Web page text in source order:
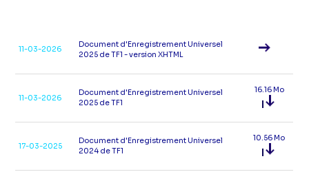
11-03-2026
Document d'Enregistrement Universel
2025 de TF1 - version XHTML
11-03-2026
Document d'Enregistrement Universel
2025 de TF1
16.16 Mo
17-03-2025
Document d'Enregistrement Universel
2024 de TF1
10.56 Mo